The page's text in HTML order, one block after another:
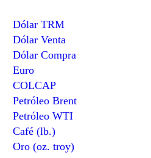
Dólar TRM
Dólar Venta
Dólar Compra
Euro
COLCAP
Petróleo Brent
Petróleo WTI
Café (lb.)
Oro (oz. troy)